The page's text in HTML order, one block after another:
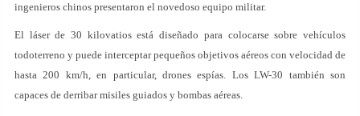
ingenieros chinos presentaron el novedoso equipo militar.
El láser de 30 kilovatios está diseñado para colocarse sobre vehículos
todoterreno y puede interceptar pequeños objetivos aéreos con velocidad de
hasta 200 km/h, en particular, drones espías. Los LW-30 también son
capaces de derribar misiles guiados y bombas aéreas.